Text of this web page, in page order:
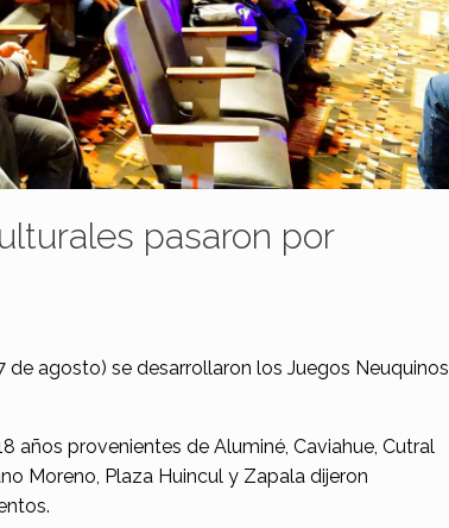
pasaron por
agosto) se desarrollaron los Juegos Neuquinos
años provenientes de Aluminé, Caviahue, Cutral
Moreno, Plaza Huincul y Zapala dijeron